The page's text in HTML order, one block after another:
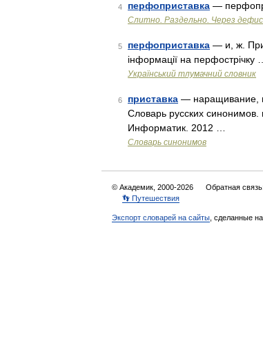
4 перфоприставка —
Слитно. Раздельно. Через
5 перфоприставка — и, ж.
інформації на перфострічку …
Український тлумачний словник
6 приставка — наращивание,
Словарь русских синонимов.
Информатик. 2012 …
Словарь синонимов
© Академик, 2000-2026 Обратная связь:
👣 Путешествия
Экспорт словарей на сайты , сделанные